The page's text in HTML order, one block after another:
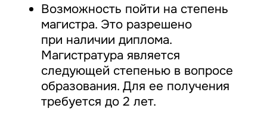
Возможность пойти на степень
магистра. Это разрешено
при наличии диплома.
Магистратура является
следующей степенью в вопросе
образования. Для ее получения
требуется до 2 лет.